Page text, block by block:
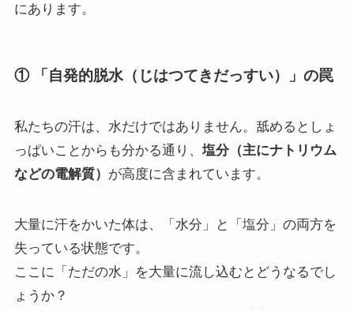
にあります。
① 「自発的脱水（じはつてきだっすい）」の罠
私たちの汗は、水だけではありません。舐めるとしょ
っぱいことからも分かる通り、 塩分（主にナトリウム
などの電解質） が高度に含まれています。
大量に汗をかいた体は、「水分」と「塩分」の両方を
失っている状態です。
ここに「ただの水」を大量に流し込むとどうなるでし
ょうか？